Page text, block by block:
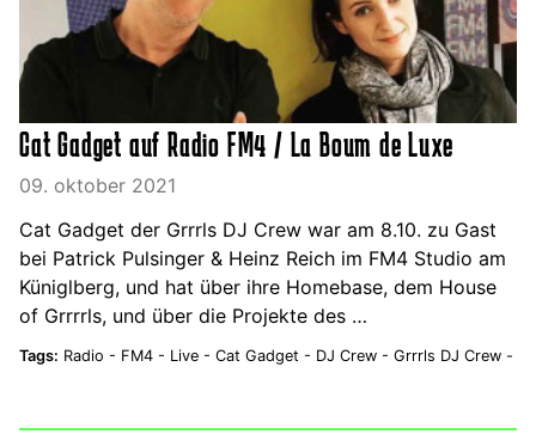
Cat Gadget auf Radio FM4 / La Boum de Luxe
09. oktober 2021
Cat Gadget der Grrrls DJ Crew war am 8.10. zu Gast
bei Patrick Pulsinger & Heinz Reich im FM4 Studio am
Küniglberg, und hat über ihre Homebase, dem House
of Grrrrls, und über die Projekte des …
Tags: Radio - FM4 - Live - Cat Gadget - DJ Crew - Grrrls DJ Crew -